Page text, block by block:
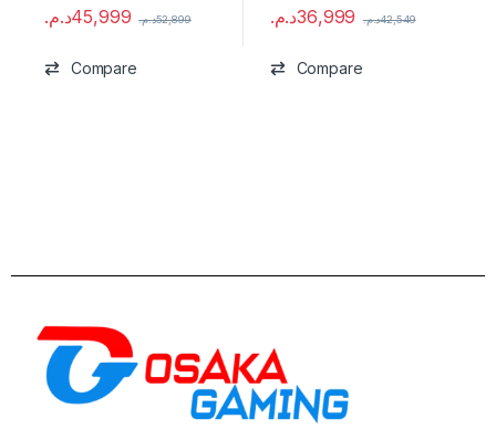
45,999د.م. 52,899د.م.
Compare
36,999د.م. 42,549د.م.
Compare